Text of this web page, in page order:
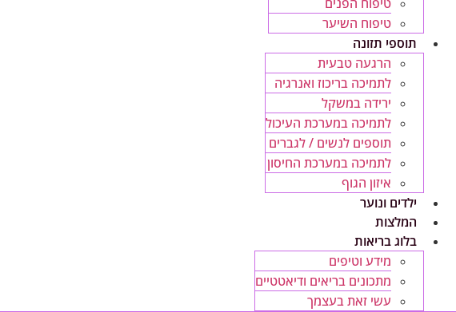
טיפוח השיער
תוספי תזונה
הרגעה טבעית
לתמיכה בריכוז ואנרגיה
ירידה במשקל
לתמיכה במערכת העיכול
תוספים לנשים / לגברים
לתמיכה במערכת החיסון
איזון הגוף
ילדים ונוער
המלצות
בלוג בריאות
מידע וטיפים
מתכונים בריאים ודיאטטיים
עשי זאת בעצמך